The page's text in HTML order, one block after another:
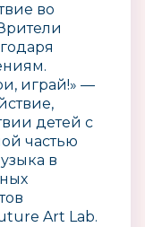
во
играй!» —
детей с
частью
в
Art Lab.